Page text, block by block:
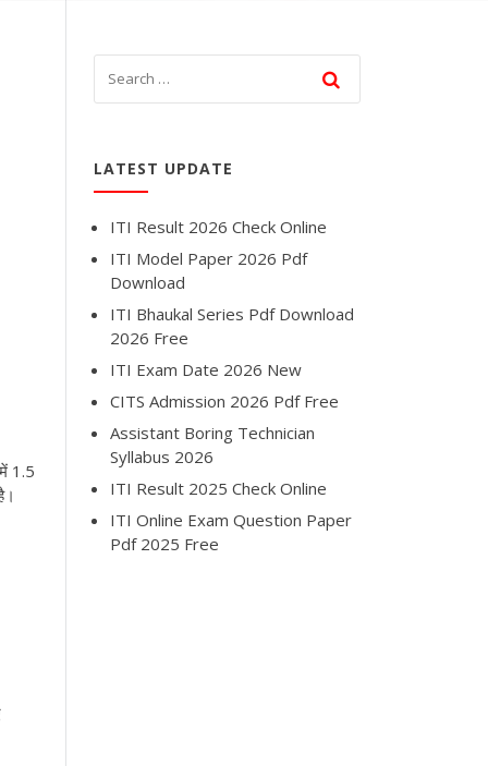
1.5
LATEST UPDATE
ITI Result 2026 Check Online
ITI Model Paper 2026 Pdf
Download
ITI Bhaukal Series Pdf Download
2026 Free
ITI Exam Date 2026 New
CITS Admission 2026 Pdf Free
Assistant Boring Technician
Syllabus 2026
ITI Result 2025 Check Online
ITI Online Exam Question Paper
Pdf 2025 Free